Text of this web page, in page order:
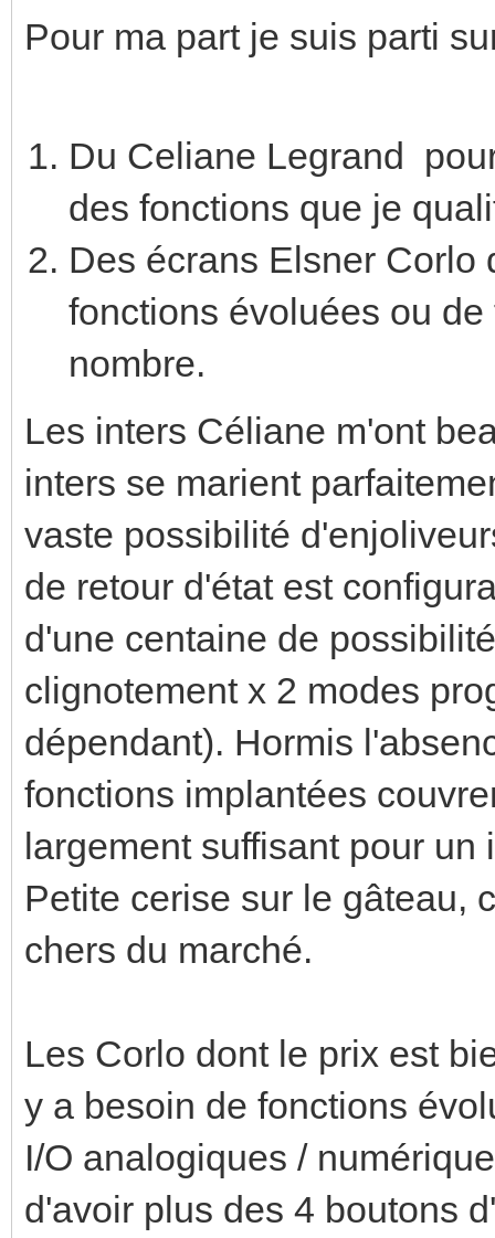
Pour ma part je suis parti
Du Celiane Legrand
des fonctions que je
Des écrans Elsner Corlo
fonctions évoluées ou
nombre.
Les inters Céliane m'ont
inters se marient
vaste possibilité
de retour d'état est
d'une centaine de
clignotement x 2 modes
dépendant). Hormis
fonctions implantées
largement suffisant pour un
Petite cerise sur le gâteau,
chers du marché.
Les Corlo dont le prix est
y a besoin de fonctions
I/O analogiques /
d'avoir plus des 4 boutons